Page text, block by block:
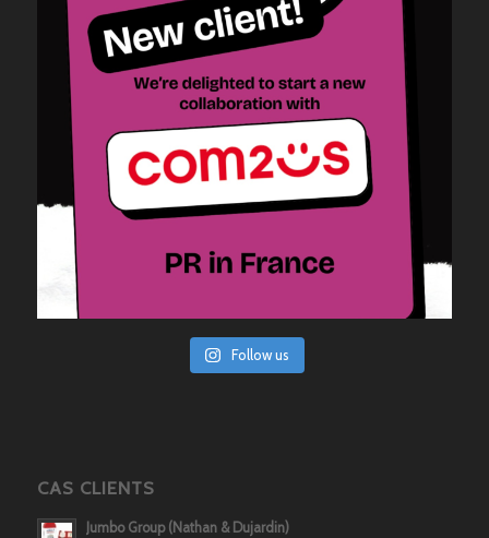
Follow us
CAS CLIENTS
Jumbo Group (Nathan & Dujardin)